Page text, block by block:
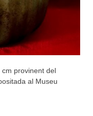
provinent del
al Museu